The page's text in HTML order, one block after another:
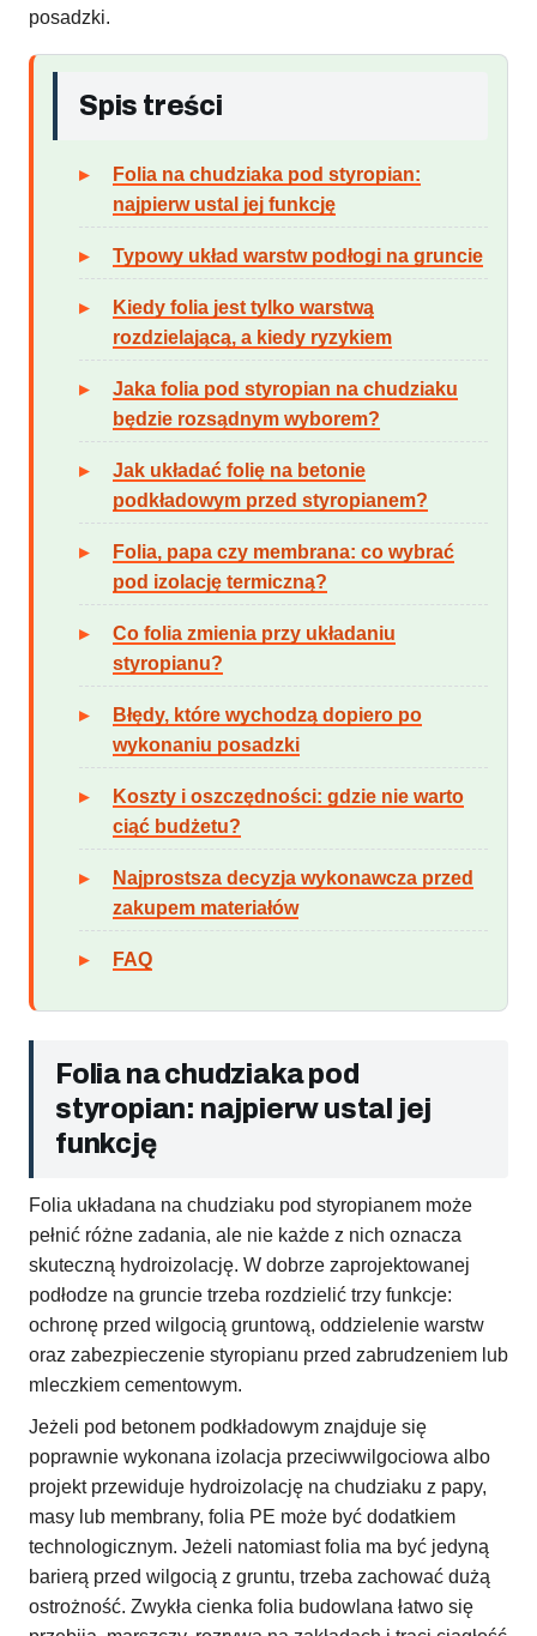
posadzki.
Spis treści
Folia na chudziaka pod styropian:
najpierw ustal jej funkcję
Typowy układ warstw podłogi na gruncie
Kiedy folia jest tylko warstwą
rozdzielającą, a kiedy ryzykiem
Jaka folia pod styropian na chudziaku
będzie rozsądnym wyborem?
Jak układać folię na betonie
podkładowym przed styropianem?
Folia, papa czy membrana: co wybrać
pod izolację termiczną?
Co folia zmienia przy układaniu
styropianu?
Błędy, które wychodzą dopiero po
wykonaniu posadzki
Koszty i oszczędności: gdzie nie warto
ciąć budżetu?
Najprostsza decyzja wykonawcza przed
zakupem materiałów
FAQ
Folia na chudziaka pod
styropian: najpierw ustal jej
funkcję
Folia układana na chudziaku pod styropianem może
pełnić różne zadania, ale nie każde z nich oznacza
skuteczną hydroizolację. W dobrze zaprojektowanej
podłodze na gruncie trzeba rozdzielić trzy funkcje:
ochronę przed wilgocią gruntową, oddzielenie warstw
oraz zabezpieczenie styropianu przed zabrudzeniem lub
mleczkiem cementowym.
Jeżeli pod betonem podkładowym znajduje się
poprawnie wykonana izolacja przeciwwilgociowa albo
projekt przewiduje hydroizolację na chudziaku z papy,
masy lub membrany, folia PE może być dodatkiem
technologicznym. Jeżeli natomiast folia ma być jedyną
barierą przed wilgocią z gruntu, trzeba zachować dużą
ostrożność. Zwykła cienka folia budowlana łatwo się